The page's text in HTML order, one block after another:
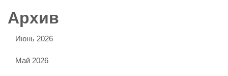
Архив
Июнь 2026
Май 2026